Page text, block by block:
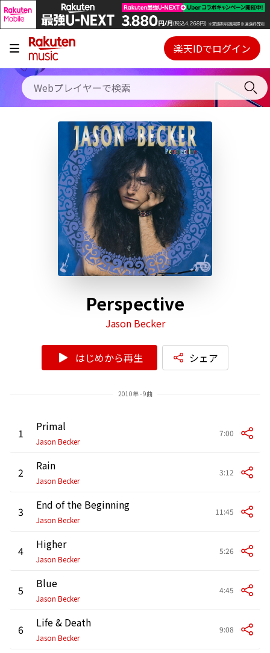
キャンペーン
料金プラン
使い方
初回30日間無料お試し
Webプレイヤー
ご契約内容の確認・変更
楽天IDでログイン
Perspective
Jason Becker
はじめから再生 シェア
2010年 - 9曲
1 Primal
Jason Becker
7:00
2 Rain
Jason Becker
3:12
3 End of the Beginning
Jason Becker
11:45
4 Higher
Jason Becker
5:26
5 Blue
Jason Becker
4:45
6 Life & Death
Jason Becker
9:08